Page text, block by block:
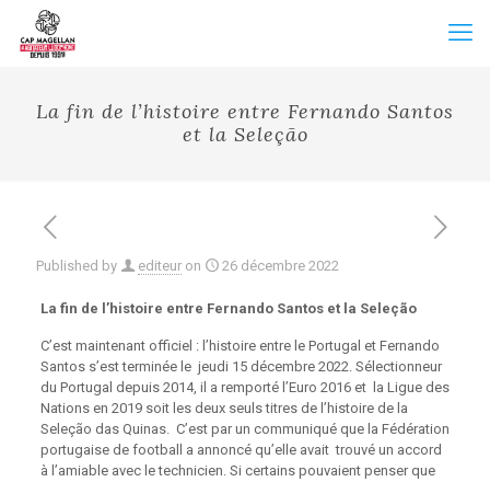
La fin de l’histoire entre Fernando Santos
et la Seleção
Published by editeur on 26 décembre 2022
La fin de l’histoire entre Fernando Santos et la Seleção
C’est maintenant officiel : l’histoire entre le Portugal et Fernando
Santos s’est terminée le jeudi 15 décembre 2022. Sélectionneur
du Portugal depuis 2014, il a remporté l’Euro 2016 et
la Ligue des
Nations en 2019 soit les deux seuls titres de l’histoire de la
Seleção das Quinas. C’est par un communiqué que la Fédération
portugaise de football a annoncé qu’elle avait trouvé un accord
à l’amiable avec le technicien. Si certains pouvaient penser que